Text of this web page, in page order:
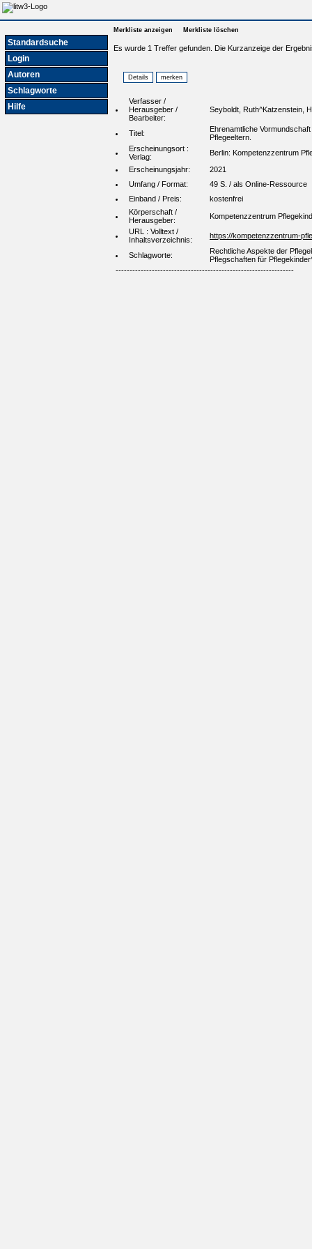
Standardsuche
Login
Autoren
Schlagworte
Hilfe
Merkliste anzeigen Merkliste löschen
Es wurde 1 Treffer gefunden. Die Kurzanzeige der
Verfasser /
Herausgeber /
Bearbeiter:
Seyboldt, Ruth^Katzenstein,
Titel:
Ehrenamtliche
Pflegeeltern.
Erscheinungsort :
Verlag:
Berlin: Kompetenzzentrum
Erscheinungsjahr:
2021
Umfang / Format:
49 S. / als Online-Ressource
Einband / Preis:
kostenfrei
Körperschaft /
Herausgeber:
Kompetenzzentrum
URL : Volltext /
Inhaltsverzeichnis:
https://kompetenzzentrum-
Schlagworte:
Rechtliche Aspekte der
Pflegschaften für
----------------------------------------------------------------